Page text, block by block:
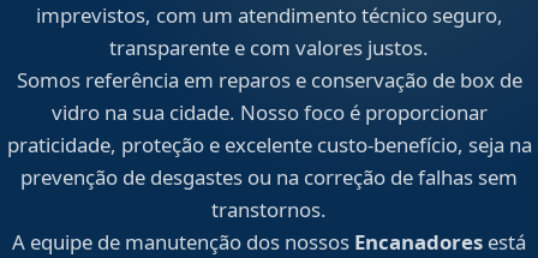
imprevistos, com um atendimento técnico seguro,
transparente e com valores justos.
Somos referência em reparos e conservação de box de
vidro na sua cidade. Nosso foco é proporcionar
praticidade, proteção e excelente custo-benefício, seja na
prevenção de desgastes ou na correção de falhas sem
transtornos.
A equipe de manutenção dos nossos Encanadores está